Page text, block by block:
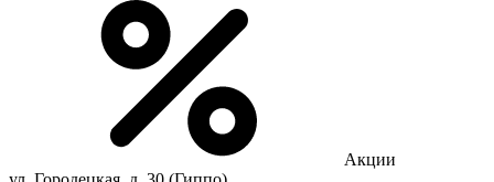
Акции